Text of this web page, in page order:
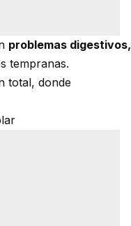
problemas digestivos,
tempranas.
total, donde